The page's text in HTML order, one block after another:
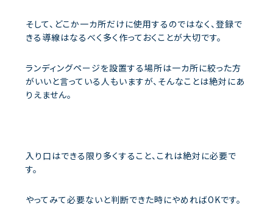
そして、どこか一カ所だけに使用するのではなく、登録で
きる導線はなるべく多く作っておくことが大切です。
ランディングページを設置する場所は一カ所に絞った方
がいいと言っている人もいますが、そんなことは絶対にあ
りえません。
入り口はできる限り多くすること、これは絶対に必要で
す。
やってみて必要ないと判断できた時にやめればOKです。